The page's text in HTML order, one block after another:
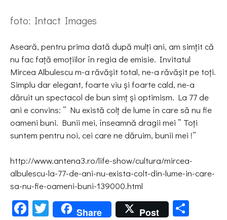
foto: Intact Images
Aseară, pentru prima dată după mulţi ani, am simţit că
nu fac faţă emoţiilor în regia de emisie. Invitatul
Mircea Albulescu m-a răvăşit total, ne-a răvăşit pe toţi.
Simplu dar elegant, foarte viu şi foarte cald, ne-a
dăruit un spectacol de bun simţ şi optimism. La 77 de
ani e convins: ” Nu există colţ de lume în care să nu fie
oameni buni. Bunii mei, înseamnă dragii mei ” Toţi
suntem pentru noi, cei care ne dăruim, bunii mei !”
http://www.antena3.ro/life-show/cultura/mircea-
albulescu-la-77-de-ani-nu-exista-colt-din-lume-in-care-
sa-nu-fie-oameni-buni-139000.html
Facebook
Twitter
Share Post